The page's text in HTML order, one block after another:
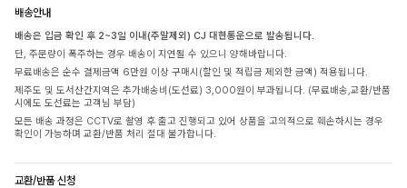
배송안내
배송은 입금 확인 후 2~3일 이내(주말제외) CJ 대한통운으로 발송됩니다.
단, 주문량이 폭주하는 경우 배송이 지연될 수 있으니 양해바랍니다.
무료배송은 순수 결제금액 6만원 이상 구매시(할인 및 적립금 제외한 금액) 적용됩니다.
제주도 및 도서산간지역은 추가배송비(도선료) 3,000원이 부과됩니다. (무료배송,교환/반품
시에도 도선료는 고객님 부담)
모든 배송 과정은 CCTV로 촬영 후 출고 진행되고 있어 상품을 고의적으로 훼손하시는 경우
확인이 가능하며 교환/반품 처리 절대 불가합니다.
교환/반품 신청